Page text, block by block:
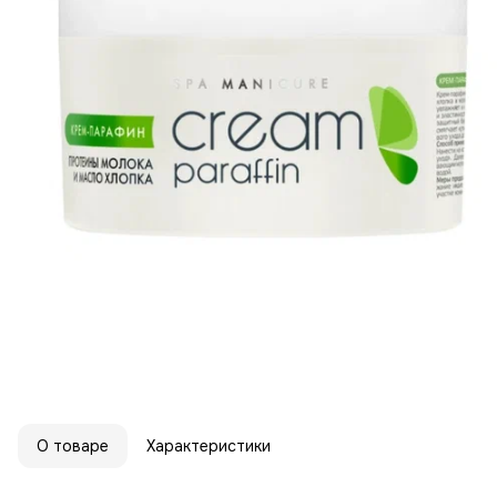
О товаре Характеристики